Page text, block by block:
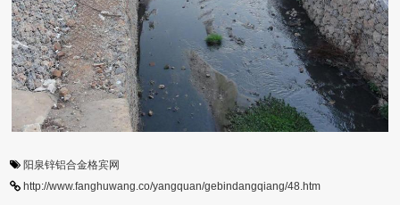
阳泉锌铝合金格宾网
http://www.fanghuwang.co/yangquan/gebindangqiang/48.htm